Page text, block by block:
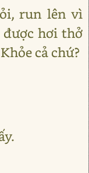
run lên vì
hơi thở
cả chứ?